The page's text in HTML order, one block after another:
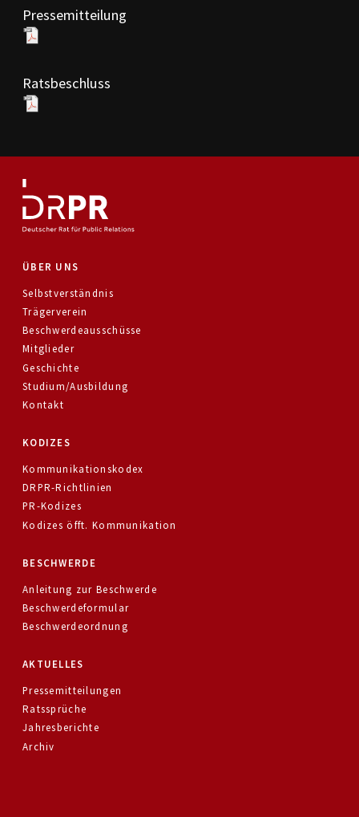
Pressemitteilung
Ratsbeschluss
ÜBER UNS
Selbstverständnis
Trägerverein
Beschwerdeausschüsse
Mitglieder
Geschichte
Studium/Ausbildung
Kontakt
KODIZES
Kommunikationskodex
DRPR-Richtlinien
PR-Kodizes
Kodizes öfft. Kommunikation
BESCHWERDE
Anleitung zur Beschwerde
Beschwerdeformular
Beschwerdeordnung
AKTUELLES
Pressemitteilungen
Ratssprüche
Jahresberichte
Archiv